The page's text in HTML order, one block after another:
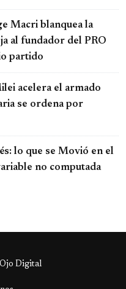
Macri blanquea la
al fundador del PRO
partido
acelera el armado
se ordena por
lo que se Movió en el
no computada
Digital